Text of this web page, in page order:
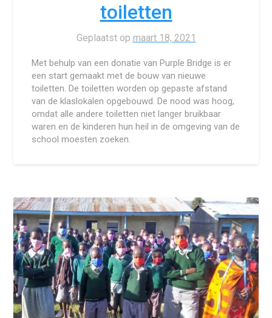
toiletten
Geplaatst op maart 18, 2021
Met behulp van een donatie van Purple Bridge is er
een start gemaakt met de bouw van nieuwe
toiletten. De toiletten worden op gepaste afstand
van de klaslokalen opgebouwd. De nood was hoog,
omdat alle andere toiletten niet langer bruikbaar
waren en de kinderen hun heil in de omgeving van de
school moesten zoeken.